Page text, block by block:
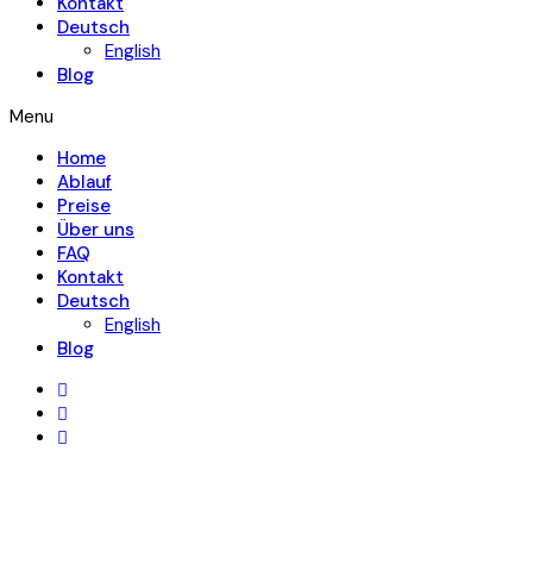
Deutsch
English
Blog
Menu
Home
Ablauf
Preise
Über uns
FAQ
Kontakt
Deutsch
English
Blog